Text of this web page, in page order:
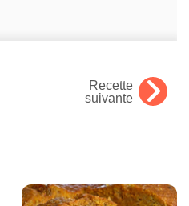
Recette
suivante